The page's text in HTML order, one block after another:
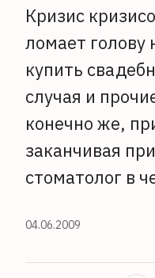
Кризис
ломает голову
купить
случая и
конечно же,
заканчивая
стоматолог в
04.06.2009